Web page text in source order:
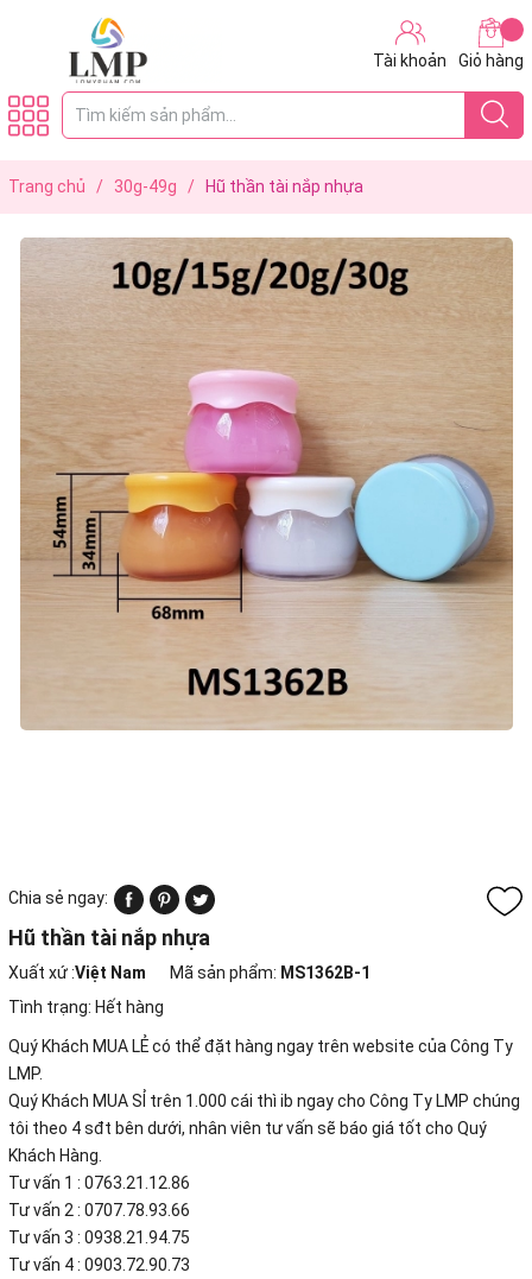
Tài khoản Giỏ hàng
Trang chủ / 30g-49g / Hũ thần tài nắp nhựa
Chia sẻ ngay:
Hũ thần tài nắp nhựa
Xuất xứ :Việt Nam Mã sản phẩm: MS1362B-1
Tình trạng: Hết hàng
Quý Khách MUA LẺ có thể đặt hàng ngay trên website của Công Ty
LMP.
Quý Khách MUA SỈ trên 1.000 cái thì ib ngay cho Công Ty LMP chúng
tôi theo 4 sđt bên dưới, nhân viên tư vấn sẽ báo giá tốt cho Quý
Khách Hàng.
Tư vấn 1 : 0763.21.12.86
Tư vấn 2 : 0707.78.93.66
Tư vấn 3 : 0938.21.94.75
Tư vấn 4 : 0903.72.90.73